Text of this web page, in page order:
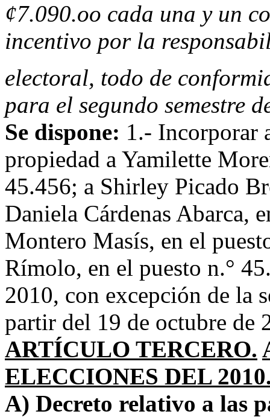
¢7.090.oo cada una y un
incentivo por la
electoral, todo de
para el segundo semestre
Se dispone: 1.- Incorporar
propiedad a Yamilette
45.456; a Shirley Picado
Daniela Cárdenas Abarca,
Montero Masís, en el
Rímolo, en el puesto n.°
2010, con excepción de la
partir del 19 de octubre de
ARTÍCULO TERCERO.
ELECCIONES DEL
A) Decreto relativo a las